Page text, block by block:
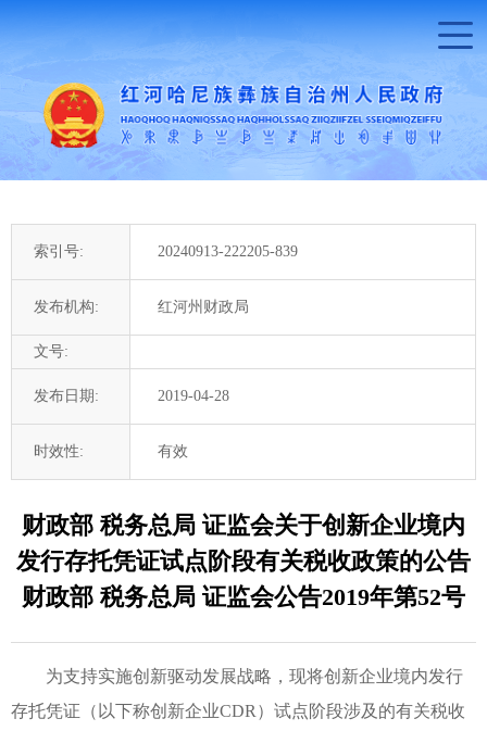
索引号: 20240913-222205-839
发布机构: 红河州财政局
文号:
发布日期: 2019-04-28
时效性: 有效
财政部 税务总局 证监会关于创新企业境内
发行存托凭证试点阶段有关税收政策的公告
财政部 税务总局 证监会公告2019年第52号
为支持实施创新驱动发展战略，现将创新企业境内发行
存托凭证（以下称创新企业CDR）试点阶段涉及的有关税收